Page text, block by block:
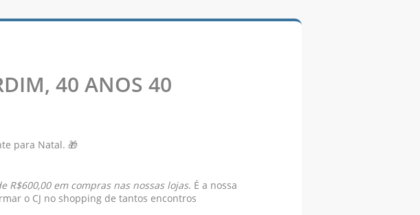
40 ANOS 40
para Natal. 🎁​
R$600,00 em compras nas nossas lojas. É a nossa
o CJ no shopping de tantos encontros